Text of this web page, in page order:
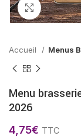
Cliquez
Accueil Menus
Menu
2026
4,75€ TTC